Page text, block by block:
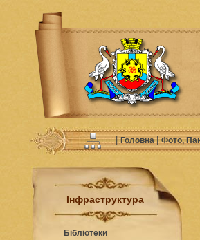
|Головна|Фото,
Інфраструктура
Бібліотеки